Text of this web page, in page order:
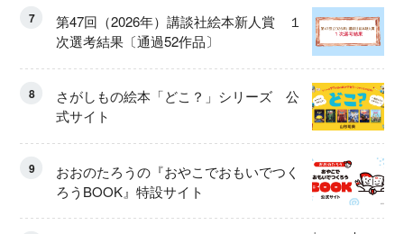
7
第47回（2026年）講談社絵本新人賞 １
次選考結果〔通過52作品〕
8
さがしもの絵本「どこ？」シリーズ 公
式サイト
9
おおのたろうの『おやこでおもいでつく
ろうBOOK』特設サイト